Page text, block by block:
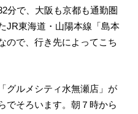
分で、大阪も京都も通勤圏
JR東海道・山陽本線「島本
ので、行き先によってこち
グルメシティ水無瀬店」が
でそろいます。朝７時から